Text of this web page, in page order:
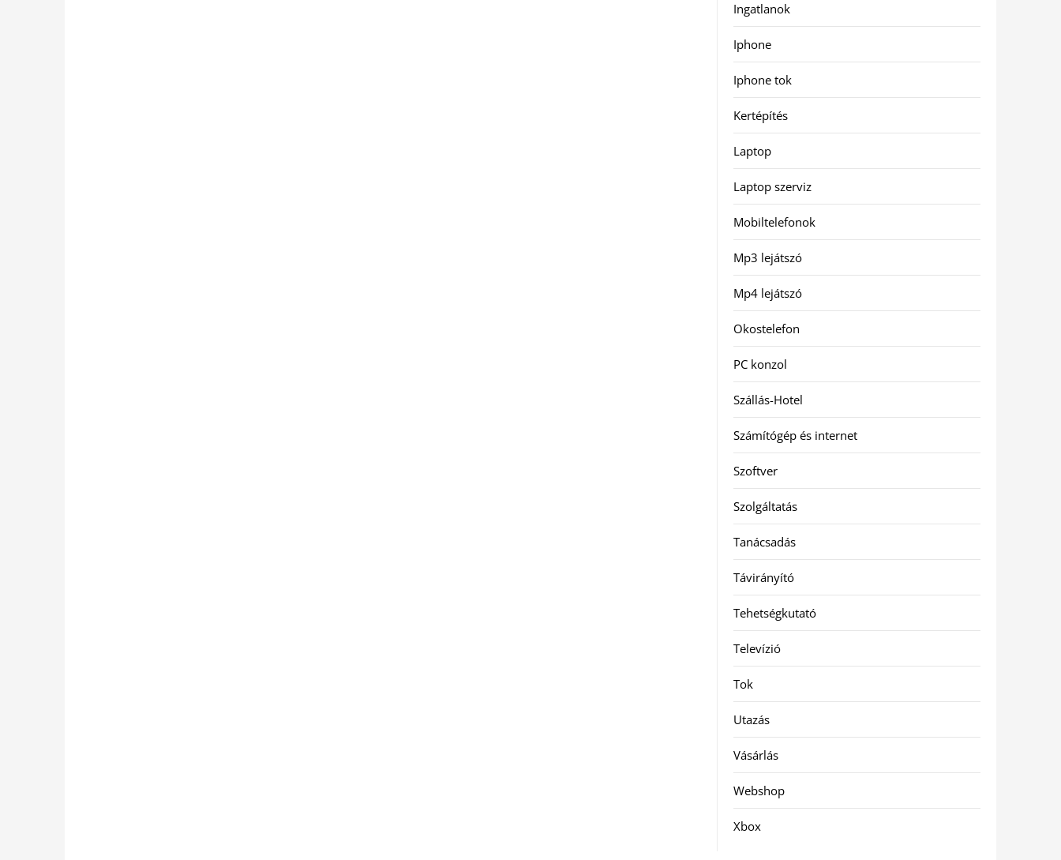
Ingatlanok
Iphone
Iphone tok
Kertépítés
Laptop
Laptop szerviz
Mobiltelefonok
Mp3 lejátszó
Mp4 lejátszó
Okostelefon
PC konzol
Szállás-Hotel
Számítógép és internet
Szoftver
Szolgáltatás
Tanácsadás
Távirányító
Tehetségkutató
Televízió
Tok
Utazás
Vásárlás
Webshop
Xbox